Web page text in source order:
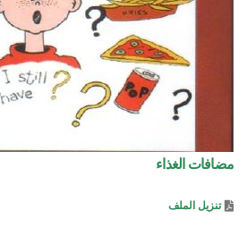
مضافات الغذاء
تنزيل الملف